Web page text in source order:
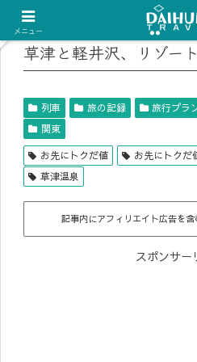
草津と軽井沢、リゾー
列車 旅の記録 旅行プラ
関東
お先にトクだ値 お先にトクだ
草津温泉
記事内にアフィリエイト広告を含
スポンサー
メニュー